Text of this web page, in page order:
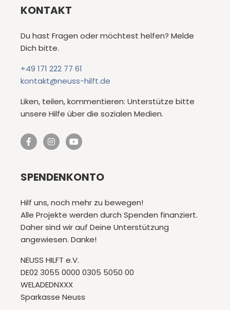
KONTAKT
Du hast Fragen oder möchtest helfen? Melde
Dich bitte.
+49 171 222 77 61
kontakt@neuss-hilft.de
Liken, teilen, kommentieren: Unterstütze bitte
unsere Hilfe über die sozialen Medien.
SPENDENKONTO
Hilf uns, noch mehr zu bewegen!
Alle Projekte werden durch Spenden finanziert.
Daher sind wir auf Deine Unterstützung
angewiesen. Danke!
NEUSS HILFT e.V.
DE02 3055 0000 0305 5050 00
WELADEDNXXX
Sparkasse Neuss